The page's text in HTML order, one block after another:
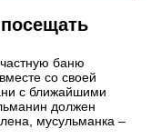
баню
со своей
с ближайшими
должен
мусульманка –